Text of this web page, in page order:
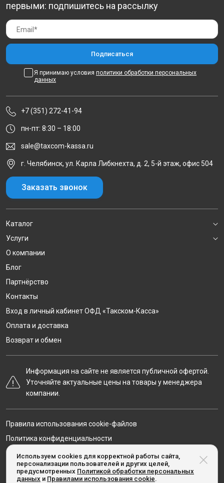
Используем cookies для корректной работы сайта,
персонализации пользователей и других целей,
предусмотренных Политикой обработки персональных
данных и Правилами использования cookie.
первыми: подпишитесь на рассылку
Я принимаю условия политики обработки персональных
данных
+7 (351) 272-41-94
пн-пт: 8:30 – 18:00
sale@taxcom-kassa.ru
г. Челябинск, ул. Карла Либкнехта, д. 2, 5-й этаж, офис 504
Заказать звонок
Каталог
Услуги
О компании
Блог
Партнёрство
Контакты
Вход в личный кабинет ОФД «Такском-Касса»
Оплата и доставка
Возврат и обмен
Информация на сайте не является публичной офертой.
Уточняйте актуальные цены на товары у менеджера
компании.
Правила использования cookie-файлов
Политика конфиденциальности
Карта сайта